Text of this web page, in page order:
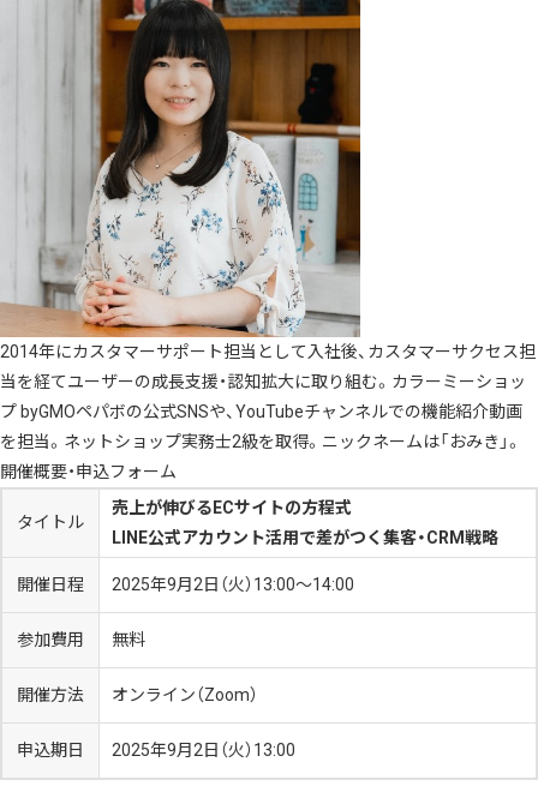
2014年にカスタマーサポート担当として入社後、カスタマーサクセス担
当を経てユーザーの成長支援・認知拡大に取り組む。カラーミーショッ
プ byGMOペパボの公式SNSや、YouTubeチャンネルでの機能紹介動画
を担当。ネットショップ実務士2級を取得。ニックネームは「おみき」。
開催概要・申込フォーム
タイトル
売上が伸びるECサイトの方程式
LINE公式アカウント活用で差がつく集客・CRM戦略
開催日程 2025年9月2日（火）13:00～14:00
参加費用 無料
開催方法 オンライン（Zoom）
申込期日 2025年9月2日（火）13:00